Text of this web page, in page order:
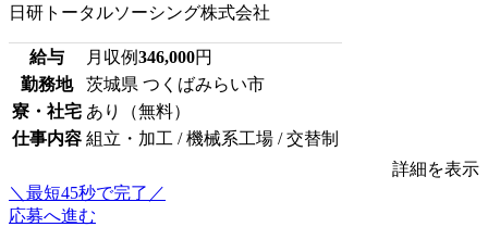
日研トータルソーシング株式会社
給与 月収例346,000円
勤務地
茨城県 つくばみらい市
寮・社宅 あり（無料）
仕事内容 組立・加工 / 機械系工場 / 交替制
詳細を表示
＼最短45秒で完了／
応募へ進む